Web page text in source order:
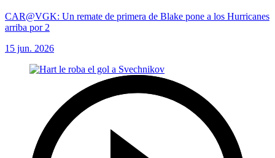
CAR@VGK: Un remate de primera de Blake pone a los Hurricanes
arriba por 2
15 jun. 2026